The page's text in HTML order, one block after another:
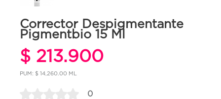
Corrector Despigmentante
Pigmentbio 15 Ml
$ 213.900
PUM: $ 14,260.00 ML
0